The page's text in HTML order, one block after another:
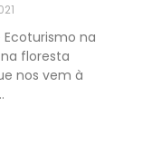
na
floresta
nos vem à